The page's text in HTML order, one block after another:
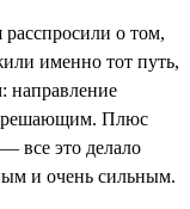
о том,
именно тот путь,
направление
решающим. Плюс
все это делало
и очень сильным.